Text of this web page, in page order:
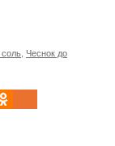
Чеснок до